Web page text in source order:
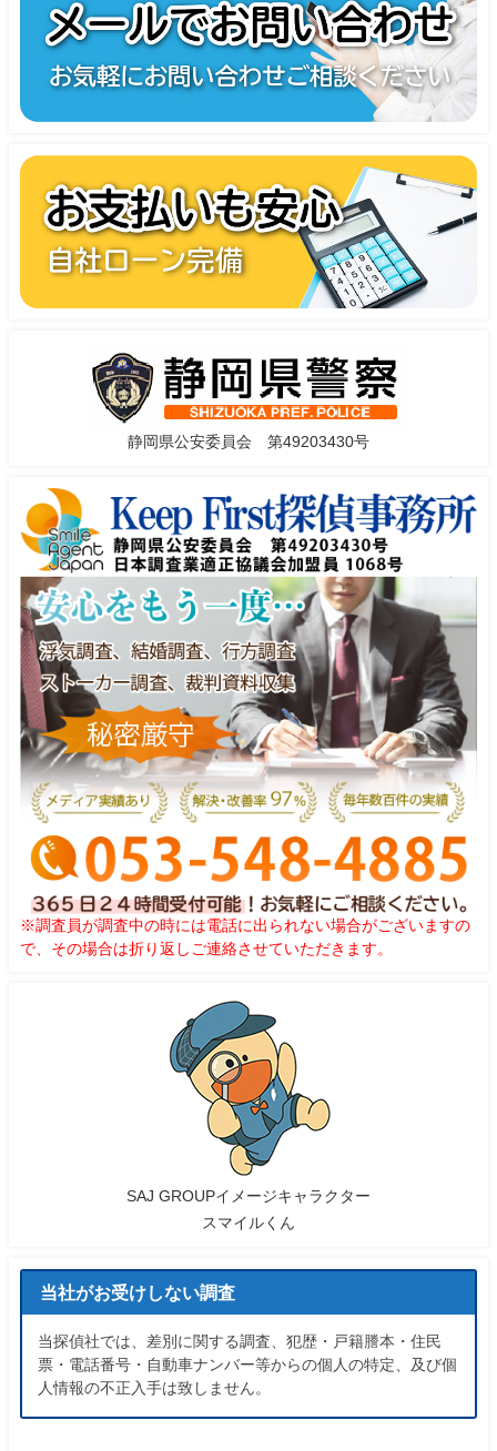
静岡県公安委員会 第49203430号
※調査員が調査中の時には電話に出られない場合がございますの
で、その場合は折り返しご連絡させていただきます。
SAJ GROUPイメージキャラクター
スマイルくん
当社がお受けしない調査
当探偵社では、差別に関する調査、犯歴・戸籍謄本・住民
票・電話番号・自動車ナンバー等からの個人の特定、及び個
人情報の不正入手は致しません。